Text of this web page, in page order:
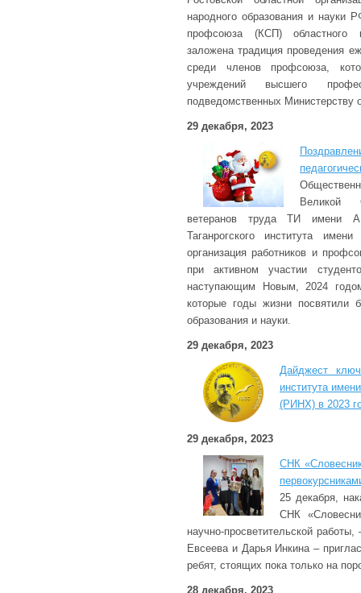
народного образования и науки
профсоюза (КСП) областного
заложена традиция проведения
среди членов профсоюза,
учреждений высшего
подведомственных Министерству
29 декабря, 2023
Великой
ветеранов труда ТИ имени
Таганрогского института
организация работников и
при активном участии
наступающим Новым, 2024
которые годы жизни посвятили
образования и науки.
29 декабря, 2023
Дайджест
института
(РИНХ) в 2023
29 декабря, 2023
СНК
25 декабря,
СНК
научно-просветительской
Евсеева и Дарья Инкина –
ребят, стоящих пока только на
28 декабря, 2023